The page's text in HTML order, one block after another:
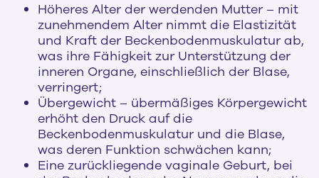
Höheres Alter der werdenden Mutter – mit
zunehmendem Alter nimmt die Elastizität
und Kraft der Beckenbodenmuskulatur ab,
was ihre Fähigkeit zur Unterstützung der
inneren Organe, einschließlich der Blase,
verringert;
Übergewicht – übermäßiges Körpergewicht
erhöht den Druck auf die
Beckenbodenmuskulatur und die Blase,
was deren Funktion schwächen kann;
Eine zurückliegende vaginale Geburt, bei